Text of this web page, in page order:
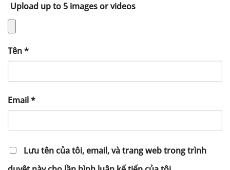
Upload up to 5 images or videos
Tên*
Email*
Lưu tên của tôi, email, và trang web trong trình